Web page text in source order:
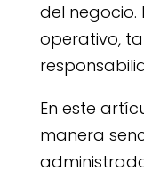
del negocio.
operativo,
En este
manera